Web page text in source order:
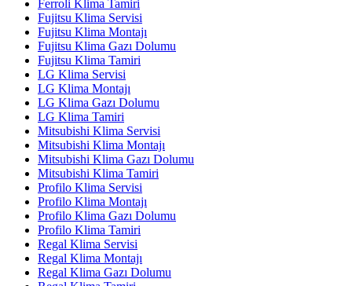
Ferroli Klima Tamiri
Fujitsu Klima Servisi
Fujitsu Klima Montajı
Fujitsu Klima Gazı Dolumu
Fujitsu Klima Tamiri
LG Klima Servisi
LG Klima Montajı
LG Klima Gazı Dolumu
LG Klima Tamiri
Mitsubishi Klima Servisi
Mitsubishi Klima Montajı
Mitsubishi Klima Gazı Dolumu
Mitsubishi Klima Tamiri
Profilo Klima Servisi
Profilo Klima Montajı
Profilo Klima Gazı Dolumu
Profilo Klima Tamiri
Regal Klima Servisi
Regal Klima Montajı
Regal Klima Gazı Dolumu